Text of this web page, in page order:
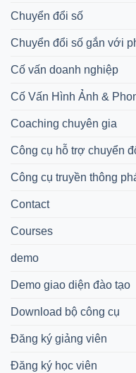
Chuyển đổi số
Chuyển đổi số gắn với
Cố vấn doanh nghiệp
Cố Vấn Hình Ảnh &
Coaching chuyên gia
Công cụ hỗ trợ chuyển
Công cụ truyền thông
Contact
Courses
demo
Demo giao diện đào tạo
Download bộ công cụ
Đăng ký giảng viên
Đăng ký học viên